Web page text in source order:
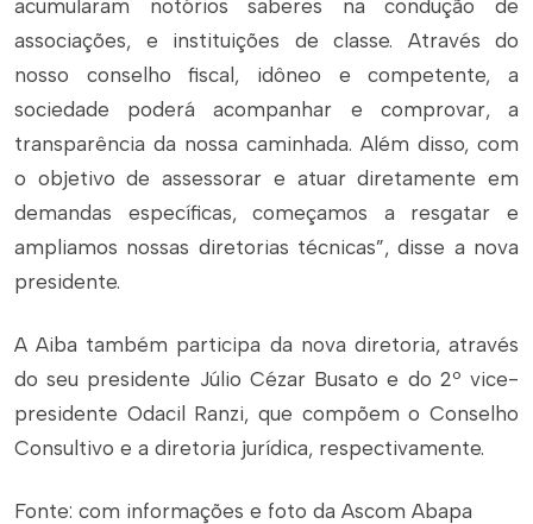
acumularam notórios saberes na condução de
associações, e instituições de classe. Através do
nosso conselho fiscal, idôneo e competente, a
sociedade poderá acompanhar e comprovar, a
transparência da nossa caminhada. Além disso, com
o objetivo de assessorar e atuar diretamente em
demandas específicas, começamos a resgatar e
ampliamos nossas diretorias técnicas”, disse a nova
presidente.
A Aiba também participa da nova diretoria, através
do seu presidente Júlio Cézar Busato e do 2º vice-
presidente Odacil Ranzi, que compõem o Conselho
Consultivo e a diretoria jurídica, respectivamente.
Fonte: com informações e foto da Ascom Abapa